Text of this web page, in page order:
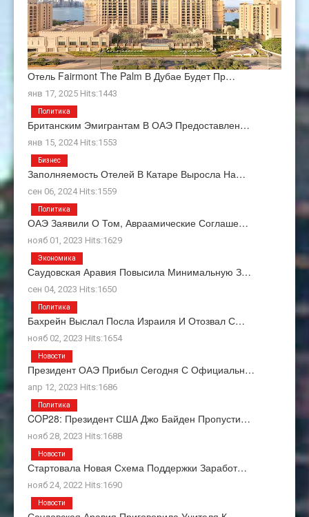
Отель Fairmont The Palm В Дубае Будет Пр…
янв 17, 2025 Hits:1443
Британским Эмигрантам В ОАЭ Предоставлен…
янв 15, 2024 Hits:1553
Политика
Заполняемость Отелей В Катаре Выросла На…
сен 06, 2024 Hits:1559
Бизнес
ОАЭ Заявили О Том, Авраамические Соглаше…
нояб 01, 2023 Hits:1629
Политика
Саудовская Аравия Повысила Минимальную З…
сен 04, 2023 Hits:1650
Экономика
Бахрейн Выслал Посла Израиля И Отозвал С…
нояб 02, 2023 Hits:1654
Политика
Президент ОАЭ Прибыл Сегодня С Официальн…
апр 12, 2023 Hits:1686
Новости
COP28: Президент США Джо Байден Пропусти…
нояб 28, 2023 Hits:1688
Политика
Стартовала Новая Схема Поддержки Заработ…
нояб 24, 2022 Hits:1690
Новости
Новости